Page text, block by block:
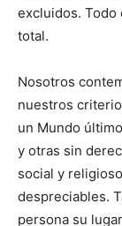
excluidos. Todo
total.
Nosotros
nuestros
un Mundo
y otras sin
social y
despreciables.
persona su